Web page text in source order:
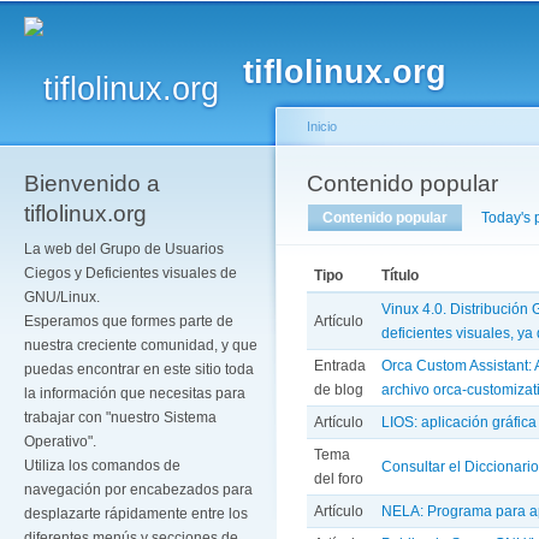
tiflolinux.org
Bienvenido a
tiflolinux.org
La web del Grupo de Usuarios
Ciegos y Deficientes visuales de
GNU/Linux.
Esperamos que formes parte de
nuestra creciente comunidad, y que
puedas encontrar en este sitio toda
la información que necesitas para
trabajar con "nuestro Sistema
Operativo".
Utiliza los comandos de
navegación por encabezados para
desplazarte rápidamente entre los
Se encuentra usted
Inicio
Contenido popular
Solapas principales
Contenido popular (solapaToday's
Tipo Título
Artículo
Vinux 4.0. Distribución
deficientes visuales, ya
Entrada
de blog
Orca Custom
archivo orca-
Artículo
LIOS: aplicación
Tema
del foro
Consultar el
Artículo
NELA: Programa para